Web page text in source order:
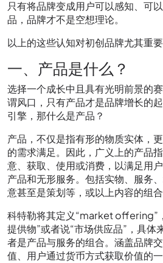
只有将品牌变成用户可以感知、可
品，品牌才不是空想理论。
以上的这些认知对初创品牌尤其重要
一、产品是什么？
选择一个成长中且具有光明前景的
谓风口，只有产品才是品牌增长的
引擎，那什么是产品？
产品，不仅是指有形的物质实体，
的需求满足。因此，广义上的产品
意、获取、使用或消费，以满足用
产品和无形服务。包括实物、服务
意甚至是策划等，或以上内容的组合
科特勒将其定义“market offering”
提供物”或者说“市场供应品”，具体
者是产品与服务的组合。涵盖品牌
值、用户通过货币方式获取价值的一